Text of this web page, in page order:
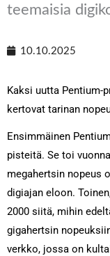
teemaisia
10.10.2025
Kaksi uutta Pentium-
kertovat tarinan
Ensimmäinen
pisteitä. Se toi
megahertsin nopeus
digiajan eloon.
2000 siitä, mihin
gigahertsin
verkko, jossa on